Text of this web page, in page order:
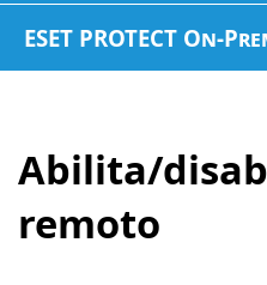
ESET PROTECT On-
Abilita/
remoto